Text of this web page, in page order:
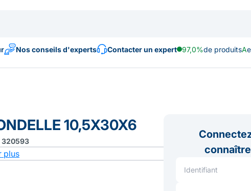
Nos conseils d'experts Contacter un expert 97,0%de produitsA
10,5X30X6
320593
plus